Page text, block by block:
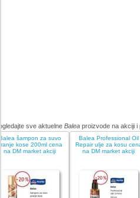
sve aktuelneBalea proizvode na akciji
šampon za suvo
kose 200ml cena
na DM market akciji
Balea Professional Oil
Repair ulje za kosu
na DM market akciji